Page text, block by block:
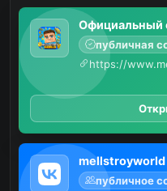
Официальный
публичная
https://
mellstroyworld
публичное